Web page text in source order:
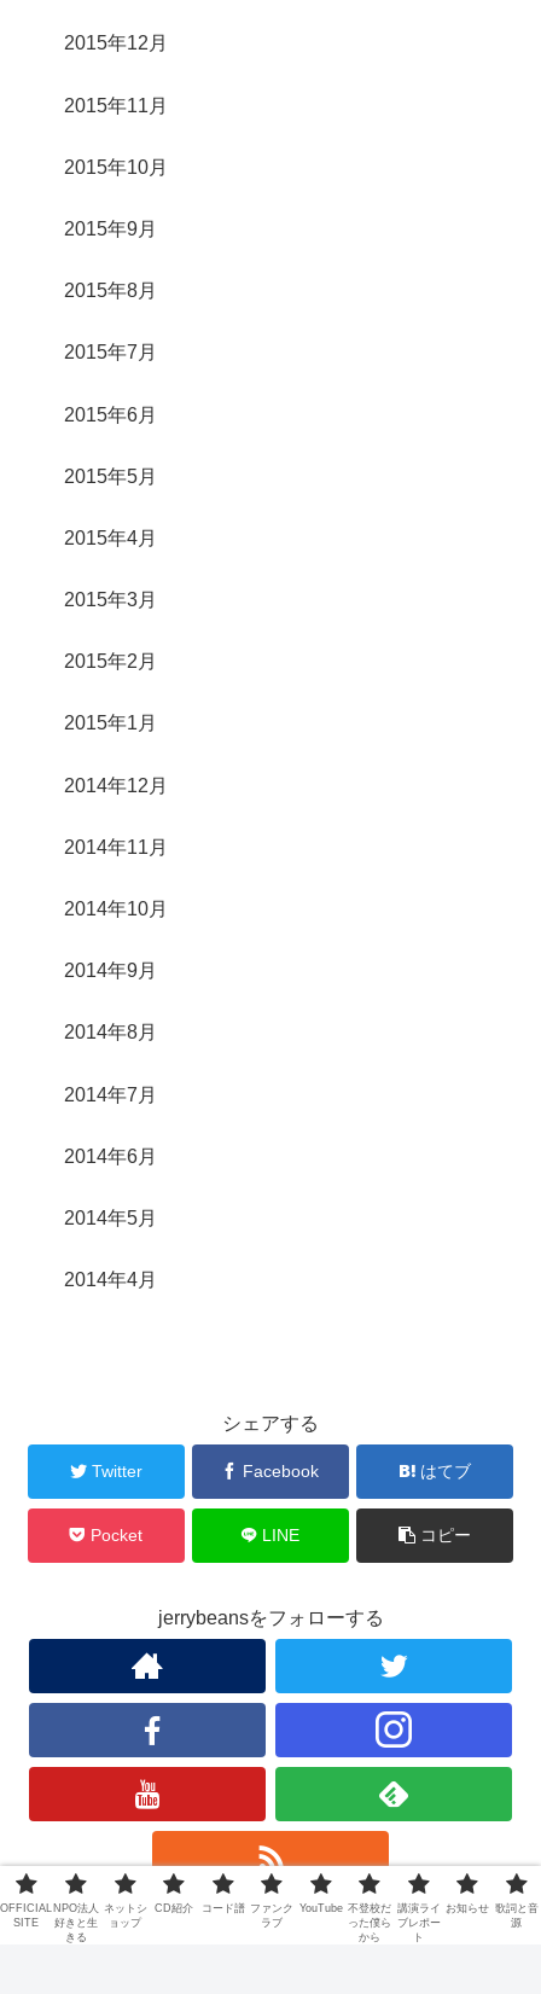
2015年12月
2015年11月
2015年10月
2015年9月
2015年8月
2015年7月
2015年6月
2015年5月
2015年4月
2015年3月
2015年2月
2015年1月
2014年12月
2014年11月
2014年10月
2014年9月
2014年8月
2014年7月
2014年6月
2014年5月
2014年4月
シェアする
Twitter Facebook はてブ
Pocket LINE コピー
jerrybeansをフォローする
OFFICIAL
SITE
NPO法人
好きと生
きる
ネットシ
ョップ
CD紹介 コード譜 ファンク
ラブ
YouTube 不登校だ
った僕ら
から
講演ライ
ブレポー
ト
お知らせ 歌詞と音
源